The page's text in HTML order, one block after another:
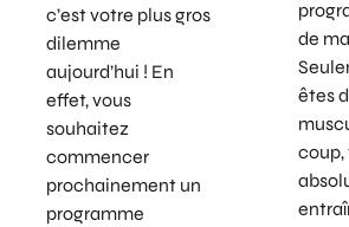
c’est votre plus gros
dilemme
aujourd’hui ! En
effet, vous
souhaitez
commencer
prochainement un
programme
de
êtes
coup,